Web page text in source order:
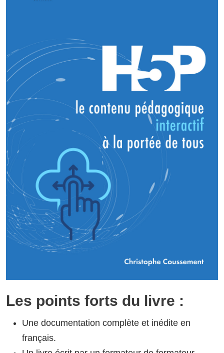
Les points forts du livre :
Une documentation complète et inédite en
français.